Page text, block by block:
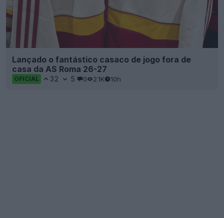
Lançado o fantástico casaco de jogo fora de
casa da AS Roma 26-27
OFICIAL 32 5 0 2.1K 10h